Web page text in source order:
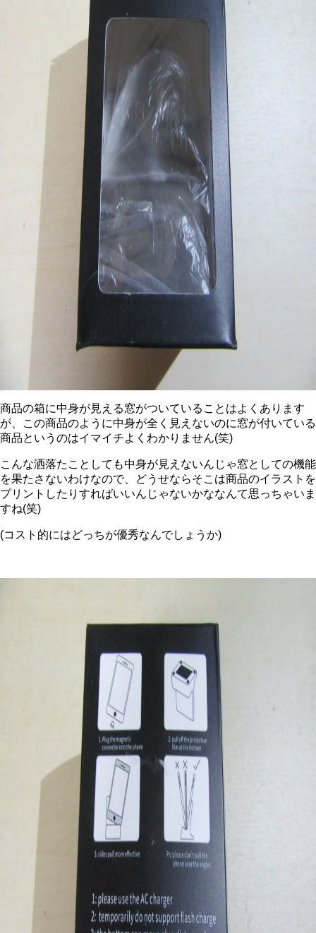
商品の箱に中身が見える窓がついていることはよくあります
が、この商品のように中身が全く見えないのに窓が付いている
商品というのはイマイチよくわかりません(笑)
こんな洒落たことしても中身が見えないんじゃ窓としての機能
を果たさないわけなので、どうせならそこは商品のイラストを
プリントしたりすればいいんじゃないかななんて思っちゃいま
すね(笑)
(コスト的にはどっちが優秀なんでしょうか)